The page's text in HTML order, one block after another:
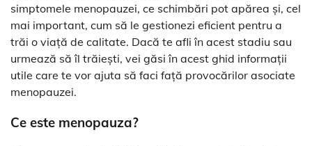
simptomele menopauzei, ce schimbări pot apărea și, cel
mai important, cum să le gestionezi eficient pentru a
trăi o viață de calitate. Dacă te afli în acest stadiu sau
urmează să îl trăiești, vei găsi în acest ghid informații
utile care te vor ajuta să faci față provocărilor asociate
menopauzei.
Ce este menopauza?